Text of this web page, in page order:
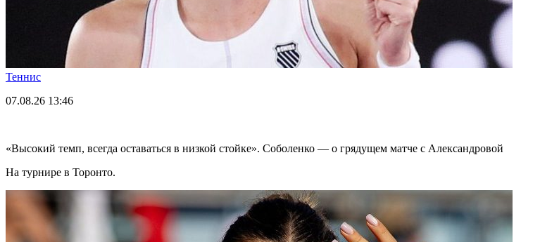
Теннис
07.08.26 13:46
«Высокий темп, всегда оставаться в низкой стойке». Соболенко — о грядущем матче с Александровой
На турнире в Торонто.